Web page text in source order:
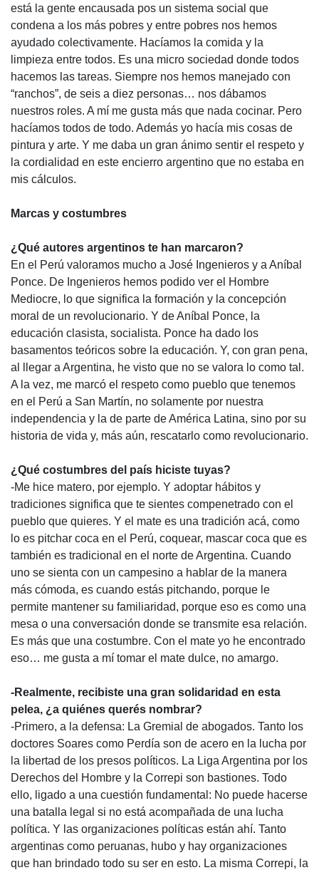
está la gente encausada pos un sistema social que
condena a los más pobres y entre pobres nos hemos
ayudado colectivamente. Hacíamos la comida y la
limpieza entre todos. Es una micro sociedad donde todos
hacemos las tareas. Siempre nos hemos manejado con
“ranchos”, de seis a diez personas… nos dábamos
nuestros roles. A mí me gusta más que nada cocinar. Pero
hacíamos todos de todo. Además yo hacía mis cosas de
pintura y arte. Y me daba un gran ánimo sentir el respeto y
la cordialidad en este encierro argentino que no estaba en
mis cálculos.
Marcas y costumbres
¿Qué autores argentinos te han marcaron?
En el Perú valoramos mucho a José Ingenieros y a Aníbal
Ponce. De Ingenieros hemos podido ver el Hombre
Mediocre, lo que significa la formación y la concepción
moral de un revolucionario. Y de Aníbal Ponce, la
educación clasista, socialista. Ponce ha dado los
basamentos teóricos sobre la educación. Y, con gran pena,
al llegar a Argentina, he visto que no se valora lo como tal.
A la vez, me marcó el respeto como pueblo que tenemos
en el Perú a San Martín, no solamente por nuestra
independencia y la de parte de América Latina, sino por su
historia de vida y, más aún, rescatarlo como revolucionario.
¿Qué costumbres del país hiciste tuyas?
-Me hice matero, por ejemplo. Y adoptar hábitos y
tradiciones significa que te sientes compenetrado con el
pueblo que quieres. Y el mate es una tradición acá, como
lo es pitchar coca en el Perú, coquear, mascar coca que es
también es tradicional en el norte de Argentina. Cuando
uno se sienta con un campesino a hablar de la manera
más cómoda, es cuando estás pitchando, porque le
permite mantener su familiaridad, porque eso es como una
mesa o una conversación donde se transmite esa relación.
Es más que una costumbre. Con el mate yo he encontrado
eso… me gusta a mí tomar el mate dulce, no amargo.
-Realmente, recibiste una gran solidaridad en esta
pelea, ¿a quiénes querés nombrar?
-Primero, a la defensa: La Gremial de abogados. Tanto los
doctores Soares como Perdía son de acero en la lucha por
la libertad de los presos políticos. La Liga Argentina por los
Derechos del Hombre y la Correpi son bastiones. Todo
ello, ligado a una cuestión fundamental: No puede hacerse
una batalla legal si no está acompañada de una lucha
política. Y las organizaciones políticas están ahí. Tanto
argentinas como peruanas, hubo y hay organizaciones
que han brindado todo su ser en esto. La misma Correpi, la